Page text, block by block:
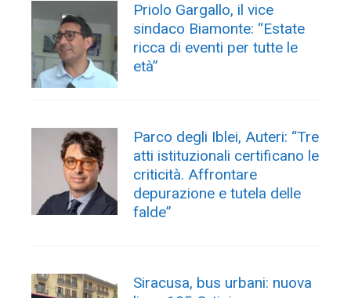
Priolo Gargallo, il vice
sindaco Biamonte: “Estate
ricca di eventi per tutte le
età”
Parco degli Iblei, Auteri: “Tre
atti istituzionali certificano le
criticità. Affrontare
depurazione e tutela delle
falde”
Siracusa, bus urbani: nuova